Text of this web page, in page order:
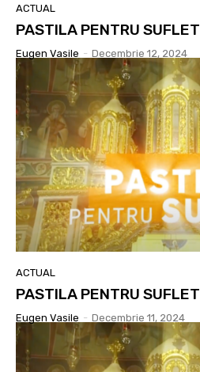
ACTUAL
PASTILA PENTRU SUFLET
Eugen Vasile - Decembrie 12, 2024
ACTUAL
PASTILA PENTRU SUFLET
Eugen Vasile - Decembrie 11, 2024